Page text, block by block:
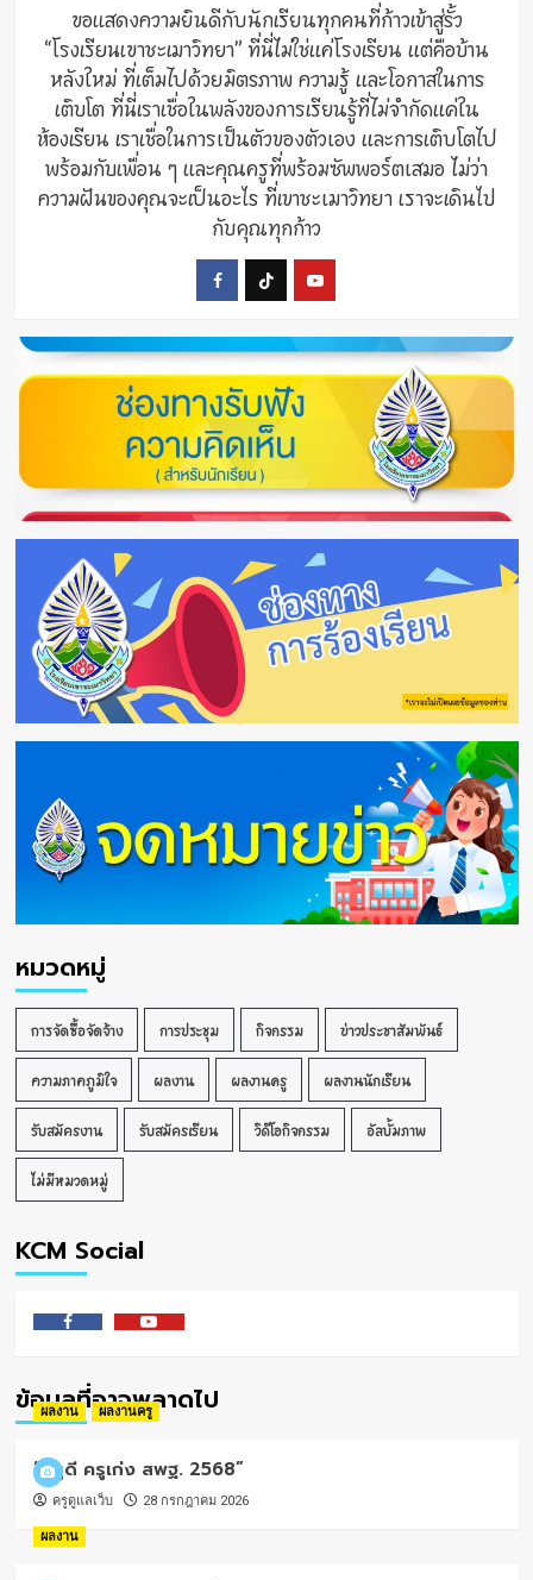
ขอแสดงความยินดีกับนักเรียนทุกคนที่ก้าวเข้าสู่รั้ว
“โรงเรียนเขาชะเมาวิทยา” ที่นี่ไม่ใช่แค่โรงเรียน แต่คือบ้าน
หลังใหม่ ที่เต็มไปด้วยมิตรภาพ ความรู้ และโอกาสในการ
เติบโต ที่นี่เราเชื่อในพลังของการเรียนรู้ที่ไม่จำกัดแค่ใน
ห้องเรียน เราเชื่อในการเป็นตัวของตัวเอง และการเติบโตไป
พร้อมกับเพื่อน ๆ และคุณครูที่พร้อมซัพพอร์ตเสมอ ไม่ว่า
ความฝันของคุณจะเป็นอะไร ที่เขาชะเมาวิทยา เราจะเดินไป
กับคุณทุกก้าว
หมวดหมู่
การจัดซื้อจัดจ้าง การประชุม กิจกรรม ข่าวประชาสัมพันธ์
ความภาคภูมิใจ ผลงาน ผลงานครู ผลงานนักเรียน
รับสมัครงาน รับสมัครเรียน วิดีโอกิจกรรม อัลบั้มภาพ
ไม่มีหมวดหมู่
KCM Social
ข้อมูลที่อาจพลาดไป
ผลงาน ผลงานครู
“ครูดี ครูเก่ง สพฐ. 2568”
ครูดูแลเว็บ 28 กรกฎาคม 2026
ผลงาน